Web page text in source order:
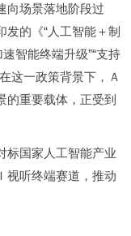
向场景落地阶段过
的《“人工智能＋制
智能终端升级”“支持
这一政策背景下，Ａ
的重要载体，正受到
标国家人工智能产业
视听终端赛道，推动